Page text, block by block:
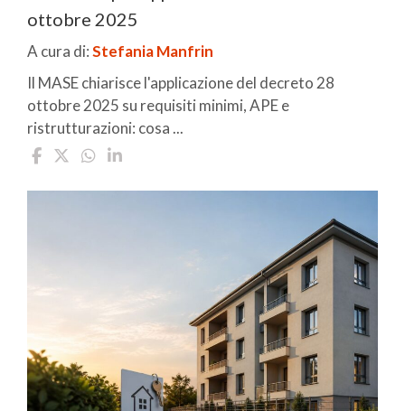
ottobre 2025
A cura di:Stefania Manfrin
Il MASE chiarisce l'applicazione del decreto 28
ottobre 2025 su requisiti minimi, APE e
ristrutturazioni: cosa ...